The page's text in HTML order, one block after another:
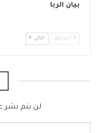
بيان الربا
السابق التالي
لن يتم نشر